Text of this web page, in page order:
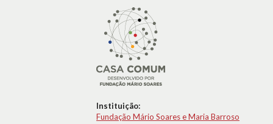
Instituição:
Fundação Mário Soares e Maria Barroso